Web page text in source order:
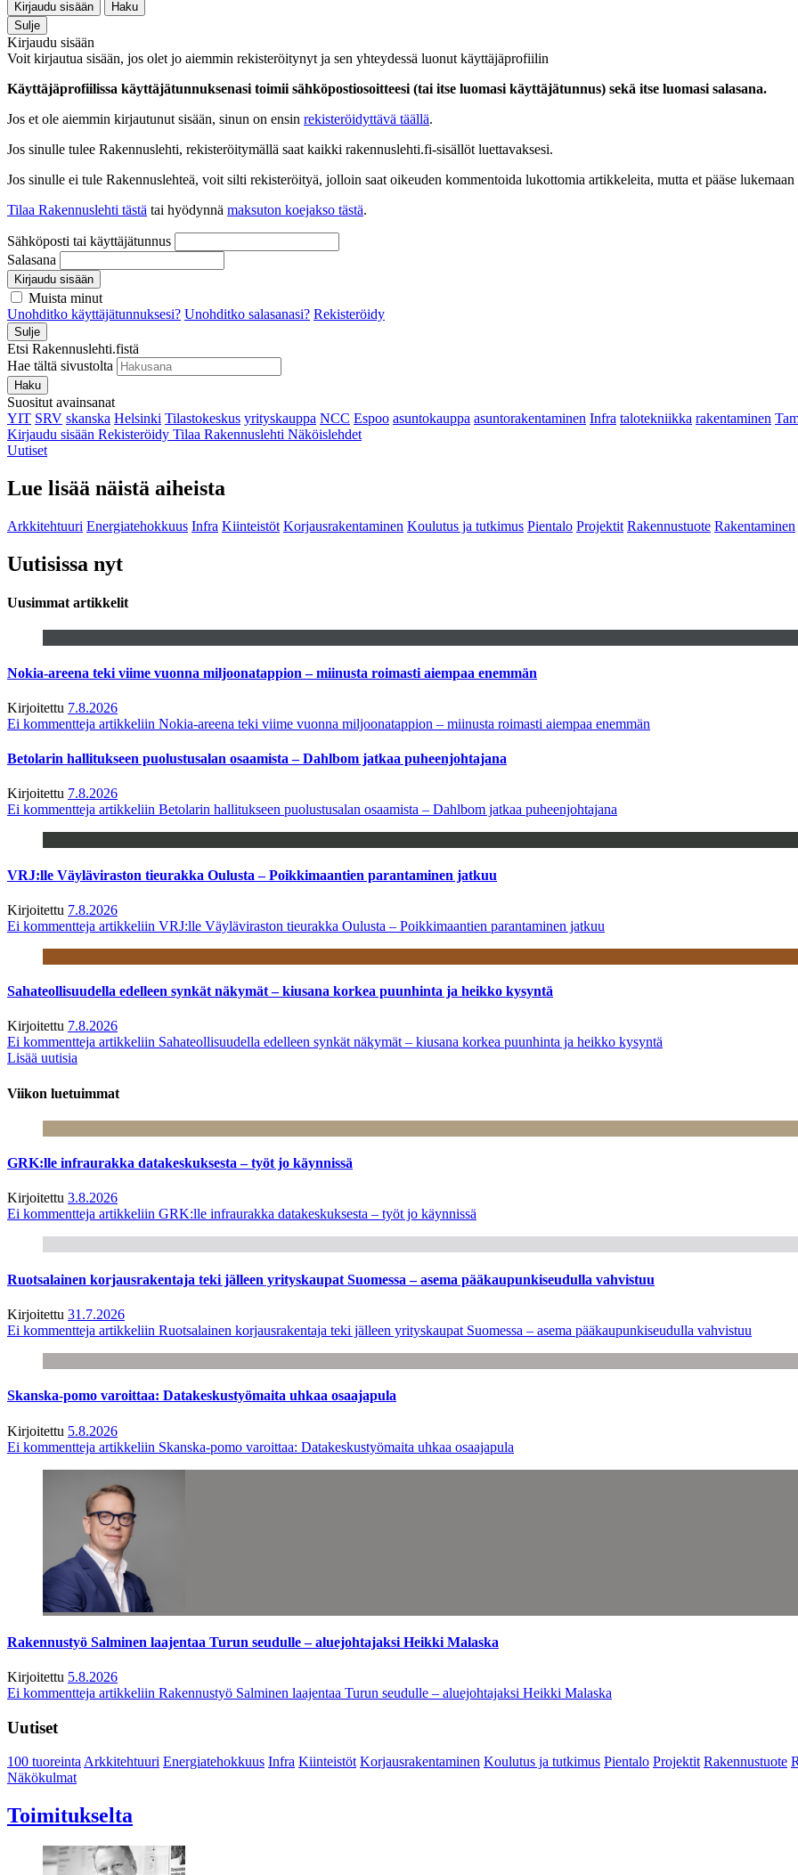
Kirjaudu sisään
Haku
Sulje
Kirjaudu sisään
Voit kirjautua sisään, jos olet jo aiemmin rekisteröitynyt ja sen yhteydessä luonut käyttäjäprofiilin
Käyttäjäprofiilissa käyttäjätunnuksenasi toimii sähköpostiosoitteesi (tai itse luomasi käyttäjätunnus) sekä itse luomasi salasana.
Jos et ole aiemmin kirjautunut sisään, sinun on ensin rekisteröidyttävä täällä.
Jos sinulle tulee Rakennuslehti, rekisteröitymällä saat kaikki rakennuslehti.fi-sisällöt luettavaksesi.
Jos sinulle ei tule Rakennuslehteä, voit silti rekisteröityä, jolloin saat oikeuden kommentoida lukottomia artikkeleita, mutta et pääse
Tilaa Rakennuslehti tästä tai hyödynnä maksuton koejakso tästä.
Sähköposti tai käyttäjätunnus
Salasana
Kirjaudu sisään
Muista minut
Unohditko käyttäjätunnuksesi? Unohditko salasanasi? Rekisteröidy
Sulje
Etsi Rakennuslehti.fistä
Hae tältä sivustolta
Haku
Suositut avainsanat
YIT SRV skanska Helsinki Tilastokeskus yrityskauppa NCC Espoo asuntokauppa asuntorakentaminen Infra talotekniikka rakentaminen
Kirjaudu sisään Rekisteröidy Tilaa Rakennuslehti Näköislehdet
Uutiset
Lue lisää näistä aiheista
Arkkitehtuuri Energiatehokkuus Infra Kiinteistöt Korjausrakentaminen Koulutus ja tutkimus Pientalo Projektit Rakennustuote Rakentaminen
Uutisissa nyt
Uusimmat artikkelit
Nokia-areena teki viime vuonna miljoonatappion – miinusta roimasti aiempaa enemmän
Kirjoitettu 7.8.2026
Ei kommentteja artikkeliin Nokia-areena teki viime vuonna miljoonatappion – miinusta roimasti aiempaa enemmän
Betolarin hallitukseen puolustusalan osaamista – Dahlbom jatkaa puheenjohtajana
Kirjoitettu 7.8.2026
Ei kommentteja artikkeliin Betolarin hallitukseen puolustusalan osaamista – Dahlbom jatkaa puheenjohtajana
VRJ:lle Väyläviraston tieurakka Oulusta – Poikkimaantien parantaminen jatkuu
Kirjoitettu 7.8.2026
Ei kommentteja artikkeliin VRJ:lle Väyläviraston tieurakka Oulusta – Poikkimaantien parantaminen jatkuu
Sahateollisuudella edelleen synkät näkymät – kiusana korkea puunhinta ja heikko kysyntä
Kirjoitettu 7.8.2026
Ei kommentteja artikkeliin Sahateollisuudella edelleen synkät näkymät – kiusana korkea puunhinta ja heikko kysyntä
Lisää uutisia
Viikon luetuimmat
GRK:lle infraurakka datakeskuksesta – työt jo käynnissä
Kirjoitettu 3.8.2026
Ei kommentteja artikkeliin GRK:lle infraurakka datakeskuksesta – työt jo käynnissä
Ruotsalainen korjausrakentaja teki jälleen yrityskaupat Suomessa – asema pääkaupunkiseudulla vahvistuu
Kirjoitettu 31.7.2026
Ei kommentteja artikkeliin Ruotsalainen korjausrakentaja teki jälleen yrityskaupat Suomessa – asema pääkaupunkiseudulla vahvistuu
Skanska-pomo varoittaa: Datakeskustyömaita uhkaa osaajapula
Kirjoitettu 5.8.2026
Ei kommentteja artikkeliin Skanska-pomo varoittaa: Datakeskustyömaita uhkaa osaajapula
Rakennustyö Salminen laajentaa Turun seudulle – aluejohtajaksi Heikki Malaska
Kirjoitettu 5.8.2026
Ei kommentteja artikkeliin Rakennustyö Salminen laajentaa Turun seudulle – aluejohtajaksi Heikki Malaska
Uutiset
100 tuoreintaArkkitehtuuri Energiatehokkuus Infra Kiinteistöt Korjausrakentaminen Koulutus ja tutkimus Pientalo Projektit Rakennustuote
Näkökulmat
Toimitukselta